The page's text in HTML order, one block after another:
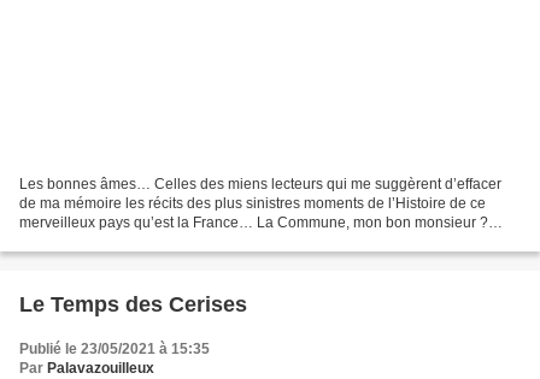
Les bonnes âmes… Celles des miens lecteurs qui me suggèrent d’effacer
de ma mémoire les récits des plus sinistres moments de l’Histoire de ce
merveilleux pays qu’est la France… La Commune, mon bon monsieur ?
Le Temps des Cerises
Publié le 23/05/2021 à 15:35
Par Palavazouilleux